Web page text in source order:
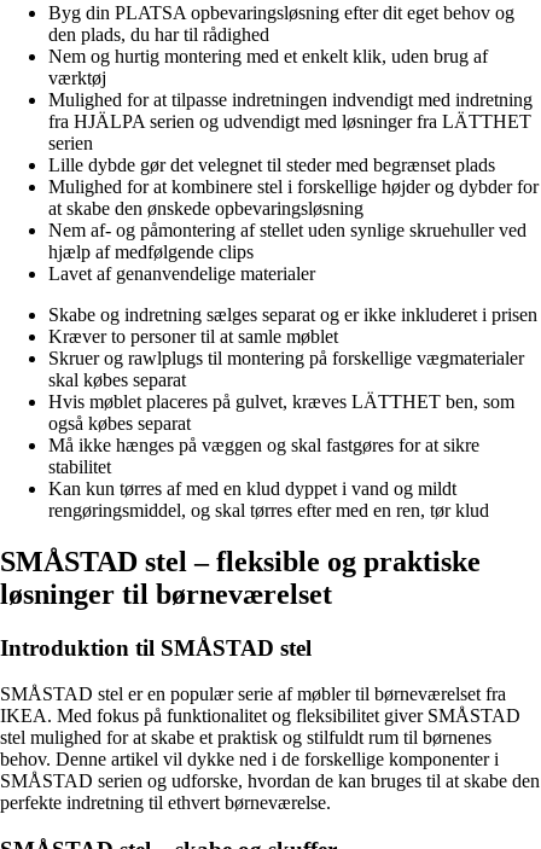
Byg din PLATSA opbevaringsløsning efter dit eget behov og
den plads, du har til rådighed
Nem og hurtig montering med et enkelt klik, uden brug af
værktøj
Mulighed for at tilpasse indretningen indvendigt med indretning
fra HJÄLPA serien og udvendigt med løsninger fra LÄTTHET
serien
Lille dybde gør det velegnet til steder med begrænset plads
Mulighed for at kombinere stel i forskellige højder og dybder for
at skabe den ønskede opbevaringsløsning
Nem af- og påmontering af stellet uden synlige skruehuller ved
hjælp af medfølgende clips
Lavet af genanvendelige materialer
Skabe og indretning sælges separat og er ikke inkluderet i prisen
Kræver to personer til at samle møblet
Skruer og rawlplugs til montering på forskellige vægmaterialer
skal købes separat
Hvis møblet placeres på gulvet, kræves LÄTTHET ben, som
også købes separat
Må ikke hænges på væggen og skal fastgøres for at sikre
stabilitet
Kan kun tørres af med en klud dyppet i vand og mildt
rengøringsmiddel, og skal tørres efter med en ren, tør klud
SMÅSTAD stel – fleksible og praktiske
løsninger til børneværelset
Introduktion til SMÅSTAD stel
SMÅSTAD stel er en populær serie af møbler til børneværelset fra
IKEA. Med fokus på funktionalitet og fleksibilitet giver SMÅSTAD
stel mulighed for at skabe et praktisk og stilfuldt rum til børnenes
behov. Denne artikel vil dykke ned i de forskellige komponenter i
SMÅSTAD serien og udforske, hvordan de kan bruges til at skabe den
perfekte indretning til ethvert børneværelse.